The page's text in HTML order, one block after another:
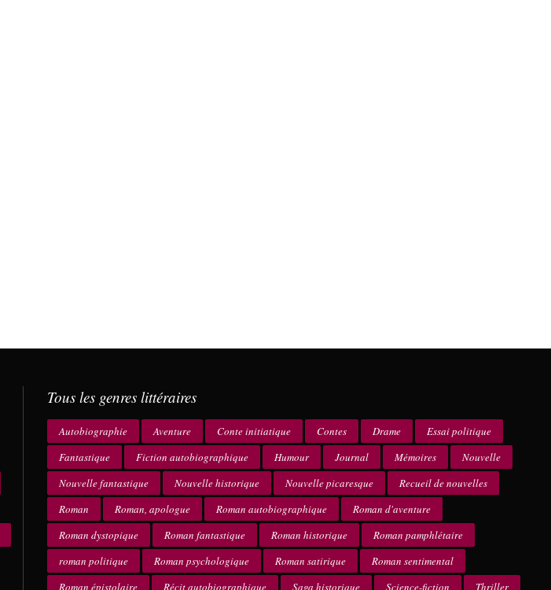
Tous les genres littéraires
Autobiographie Aventure Conte initiatique Contes Drame
Essai politique
Fantastique
Fiction autobiographique Humour Journal Mémoires
Nouvelle
Nouvelle fantastique
Nouvelle historique Nouvelle picaresque
Recueil de nouvelles
Roman
Roman, apologue Roman autobiographique
Roman d'aventure
Roman dystopique
Roman fantastique Roman historique
Roman pamphlétaire
roman politique
Roman psychologique Roman satirique
Roman sentimental
Roman épistolaire
Récit autobiographique Saga historique Science-fiction Thriller